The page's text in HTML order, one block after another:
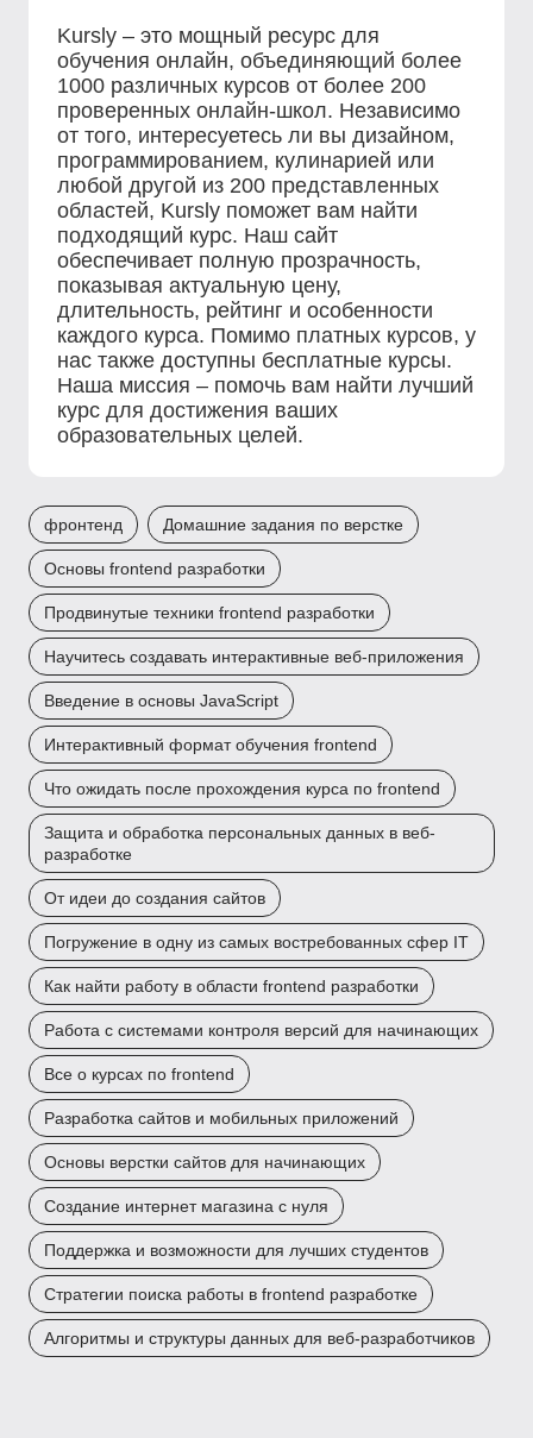
Kursly – это мощный ресурс для
обучения онлайн, объединяющий более
1000 различных курсов от более 200
проверенных онлайн-школ. Независимо
от того, интересуетесь ли вы дизайном,
программированием, кулинарией или
любой другой из 200 представленных
областей, Kursly поможет вам найти
подходящий курс. Наш сайт
обеспечивает полную прозрачность,
показывая актуальную цену,
длительность, рейтинг и особенности
каждого курса. Помимо платных курсов, у
нас также доступны бесплатные курсы.
Наша миссия – помочь вам найти лучший
курс для достижения ваших
образовательных целей.
фронтенд Домашние задания по верстке
Основы frontend разработки
Продвинутые техники frontend разработки
Научитесь создавать интерактивные веб-приложения
Введение в основы JavaScript
Интерактивный формат обучения frontend
Что ожидать после прохождения курса по frontend
Защита и обработка персональных данных в веб-
разработке
От идеи до создания сайтов
Погружение в одну из самых востребованных сфер IT
Как найти работу в области frontend разработки
Работа с системами контроля версий для начинающих
Все о курсах по frontend
Разработка сайтов и мобильных приложений
Основы верстки сайтов для начинающих
Создание интернет магазина с нуля
Поддержка и возможности для лучших студентов
Стратегии поиска работы в frontend разработке
Алгоритмы и структуры данных для веб-разработчиков